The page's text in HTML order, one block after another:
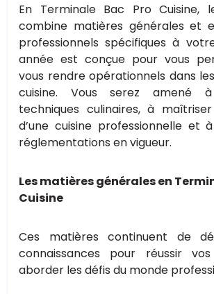
En Terminale Bac Pro Cuisine,
combine matières générales et
professionnels spécifiques à
année est conçue pour vous
vous rendre opérationnels dans
cuisine. Vous serez amené
techniques culinaires, à maîtriser
d’une cuisine professionnelle et
réglementations en vigueur.
Les matières générales en
Cuisine
Ces matières continuent de
connaissances pour réussir
aborder les défis du monde